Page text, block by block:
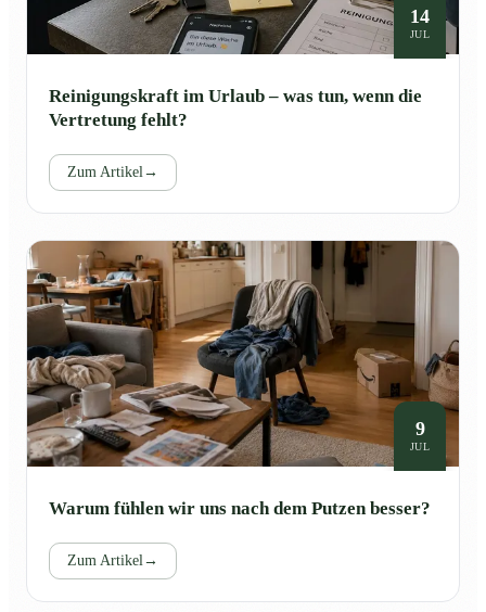
14
JUL
Reinigungskraft im Urlaub – was tun, wenn die
Vertretung fehlt?
Zum Artikel →
9
JUL
Warum fühlen wir uns nach dem Putzen besser?
Zum Artikel →